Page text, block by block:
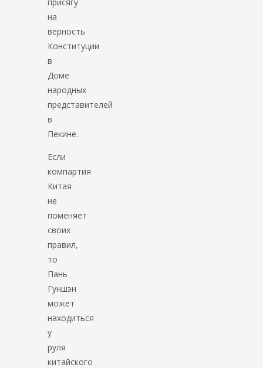
на
верность
Конституции
в
Доме
народных
представителей
в
Пекине.
Если
компартия
Китая
не
поменяет
своих
правил,
то
Пань
Гуншэн
может
находиться
у
руля
китайского